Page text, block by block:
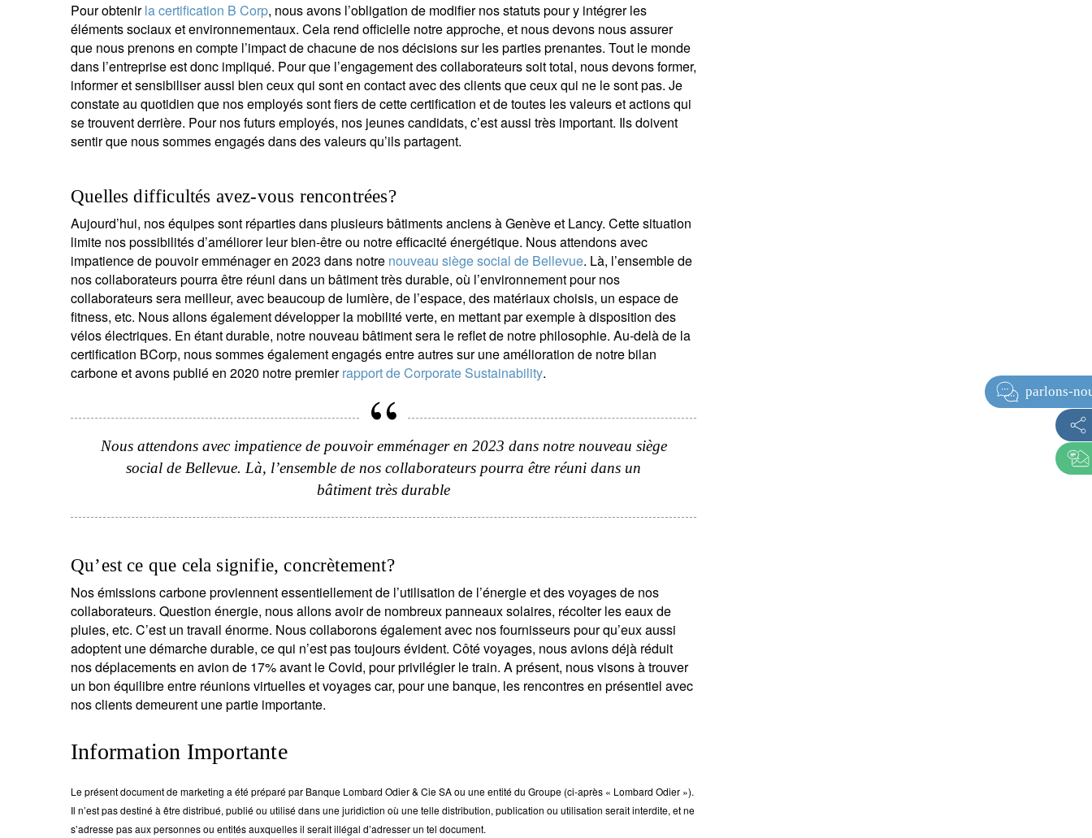
Pour obtenirla certification B Corp, nous avons l’obligation de modifier nos statuts pour y intégrer les
éléments sociaux et environnementaux. Cela rend officielle notre approche, et nous devons nous assurer
que nous prenons en compte l’impact de chacune de nos décisions sur les parties prenantes. Tout le monde
dans l’entreprise est donc impliqué. Pour que l’engagement des collaborateurs soit total, nous devons former,
informer et sensibiliser aussi bien ceux qui sont en contact avec des clients que ceux qui ne le sont pas. Je
constate au quotidien que nos employés sont fiers de cette certification et de toutes les valeurs et actions qui
se trouvent derrière. Pour nos futurs employés, nos jeunes candidats, c’est aussi très important. Ils doivent
sentir que nous sommes engagés dans des valeurs qu’ils partagent.
Quelles difficultés avez-vous rencontrées?
Aujourd’hui, nos équipes sont réparties dans plusieurs bâtiments anciens à Genève et Lancy. Cette situation
limite nos possibilités d’améliorer leur bien-être ou notre efficacité énergétique. Nous attendons avec
impatience de pouvoir emménager en 2023 dans notre nouveau siège social de Bellevue. Là, l’ensemble de
nos collaborateurs pourra être réuni dans un bâtiment très durable, où l’environnement pour nos
collaborateurs sera meilleur, avec beaucoup de lumière, de l’espace, des matériaux choisis, un espace de
fitness, etc. Nous allons également développer la mobilité verte, en mettant par exemple à disposition des
vélos électriques. En étant durable, notre nouveau bâtiment sera le reflet de notre philosophie. Au-delà de la
certification BCorp, nous sommes également engagés entre autres sur une amélioration de notre bilan
carbone et avons publié en 2020 notre premierrapport de Corporate Sustainability.
Nous attendons avec impatience de pouvoir emménager en 2023 dans notre nouveau siège
social de Bellevue. Là, l’ensemble de nos collaborateurs pourra être réuni dans un
bâtiment très durable
Qu’est ce que cela signifie, concrètement?
Nos émissions carbone proviennent essentiellement de l’utilisation de l’énergie et des voyages de nos
collaborateurs. Question énergie, nous allons avoir de nombreux panneaux solaires, récolter les eaux de
pluies, etc. C’est un travail énorme. Nous collaborons également avec nos fournisseurs pour qu’eux aussi
adoptent une démarche durable, ce qui n’est pas toujours évident. Côté voyages, nous avions déjà réduit
nos déplacements en avion de 17% avant le Covid, pour privilégier le train. A présent, nous visons à trouver
un bon équilibre entre réunions virtuelles et voyages car, pour une banque, les rencontres en présentiel avec
nos clients demeurent une partie importante.
Information Importante
Le présent document de marketing a été préparé par Banque Lombard Odier & Cie SA ou une entité du Groupe (ci-après « Lombard Odier »).
Il n’est pas destiné à être distribué, publié ou utilisé dans une juridiction où une telle distribution, publication ou utilisation serait interdite, et ne
s’adresse pas aux personnes ou entités auxquelles il serait illégal d’adresser un tel document.